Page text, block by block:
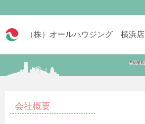
（株）オールハウジング 横浜店
会社概要